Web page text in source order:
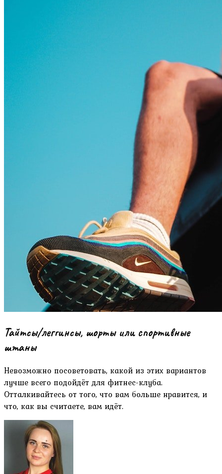
Тайтсы/леггинсы, шорты или спортивные
штаны
Невозможно посоветовать, какой из этих вариантов
лучше всего подойдёт для фитнес-клуба.
Отталкивайтесь от того, что вам больше нравится, и
что, как вы считаете, вам идёт.